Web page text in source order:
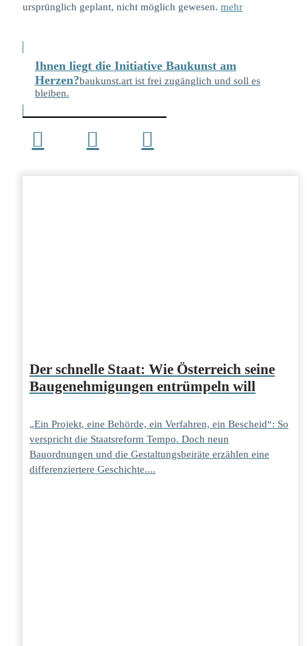
ursprünglich geplant, nicht möglich gewesen. mehr
Ihnen liegt die Initiative Baukunst am
Herzen?baukunst.art ist frei zugänglich und soll es
bleiben.
Der schnelle Staat: Wie Österreich seine
Baugenehmigungen entrümpeln will
„Ein Projekt, eine Behörde, ein Verfahren, ein Bescheid“: So
verspricht die Staatsreform Tempo. Doch neun
Bauordnungen und die Gestaltungsbeiräte erzählen eine
differenziertere Geschichte....